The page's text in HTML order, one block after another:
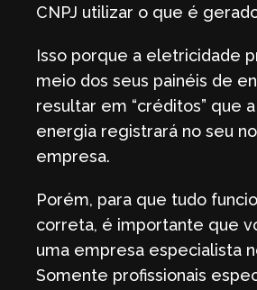
CNPJ utilizar o que é
Isso porque a eletricidade
meio dos seus painéis de
resultar em “créditos” que
energia registrará no seu
empresa.
Porém, para que tudo
correta, é importante que
uma empresa especialista
Somente profissionais